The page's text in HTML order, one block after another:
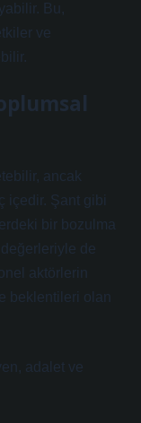
Bu,
ve
ancak
içedir. Şant gibi
bir bozulma
de
aktörlerin
beklentileri olan
adalet ve